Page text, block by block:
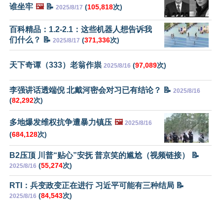
谁坐牢 🖼️📝 2025/8/17 (105,818次)
百科精品：1.2-2.1：这些机器人想告诉我
们什么？ 📝 2025/8/17 (371,336次)
天下奇谭（333）老翁作祟 2025/8/16 (97,089次)
李强讲话透端倪 北戴河密会对习已有结论？ 📝 2025/8/16
(82,292次)
多地爆发维权抗争遭暴力镇压 🖼️ 2025/8/16
(684,128次)
B2压顶 川普“贴心”安抚 普京笑的尴尬（视频链接） 📝
2025/8/16 (55,274次)
RTI：兵变政变正在进行 习近平可能有三种结局 📝
2025/8/16 (84,543次)